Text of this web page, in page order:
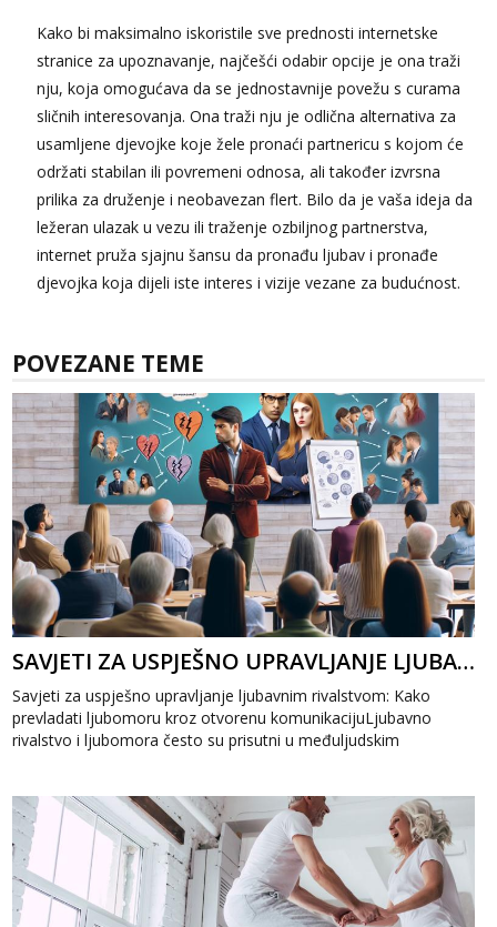
Kako bi maksimalno iskoristile sve prednosti internetske
stranice za upoznavanje, najčešći odabir opcije je ona traži
nju, koja omogućava da se jednostavnije povežu s curama
sličnih interesovanja. Ona traži nju je odlična alternativa za
usamljene djevojke koje žele pronaći partnericu s kojom će
održati stabilan ili povremeni odnosa, ali također izvrsna
prilika za druženje i neobavezan flert. Bilo da je vaša ideja da
ležeran ulazak u vezu ili traženje ozbiljnog partnerstva,
internet pruža sjajnu šansu da pronađu ljubav i pronađe
djevojka koja dijeli iste interes i vizije vezane za budućnost.
POVEZANE TEME
SAVJETI ZA USPJEŠNO UPRAVLJANJE LJUBAVNIM RIVALSTVOM: KAKO PREVLADATI LJUBOMORU
Savjeti za uspješno upravljanje ljubavnim rivalstvom: Kako
prevladati ljubomoru kroz otvorenu komunikacijuLjubavno
rivalstvo i ljubomora često su prisutni u međuljudskim